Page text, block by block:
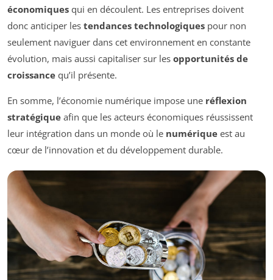
économiques qui en découlent. Les entreprises doivent
donc anticiper les tendances technologiques pour non
seulement naviguer dans cet environnement en constante
évolution, mais aussi capitaliser sur les opportunités de
croissance qu’il présente.
En somme, l’économie numérique impose une réflexion
stratégique afin que les acteurs économiques réussissent
leur intégration dans un monde où le numérique est au
cœur de l’innovation et du développement durable.